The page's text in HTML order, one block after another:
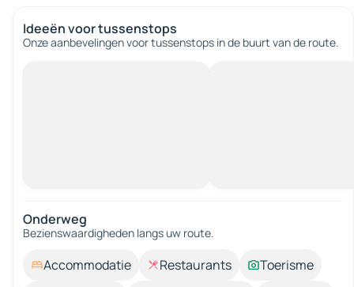
Ideeën voor tussenstops
Onze aanbevelingen voor tussenstops in de buurt van de route.
Onderweg
Bezienswaardigheden langs uw route.
Accommodatie Restaurants
Toerisme